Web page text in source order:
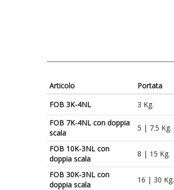
Articolo Portata
FOB 3K-4NL
3 Kg.
FOB 7K-4NL con doppia
scala
5 | 7.5 Kg.
FOB 10K-3NL con
doppia scala
8 | 15 Kg.
FOB 30K-3NL con
doppia scala
16 | 30 Kg.